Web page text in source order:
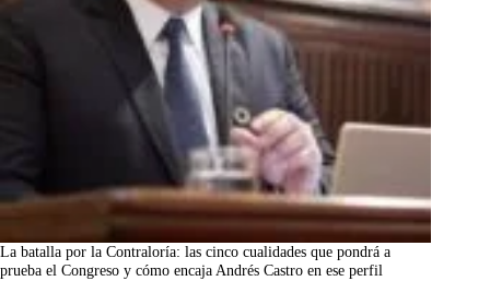
La batalla por la Contraloría: las cinco cualidades que pondrá a
prueba el Congreso y cómo encaja Andrés Castro en ese perfil